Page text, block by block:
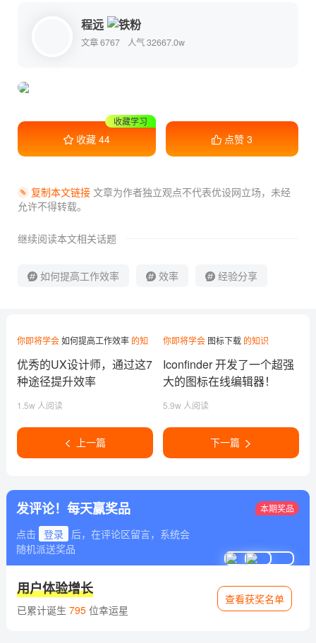
程远
文章 6767 人气 32667.0w
收藏 44
干货满满
点赞 3
复制本文链接文章为作者独立观点不代表优设网立场， 未经
允许不得转载。
继续阅读本文相关话题
如何提高工作效率 效率 经验分享
你即将学会如何提高工作效率的知
识
优秀的UX设计师，通过这7
种途径提升效率
1.5w 人阅读
上一篇
你即将学会 图标下载 的知识
Iconfinder 开发了一个超强
大的图标在线编辑器！
5.9w 人阅读
下一篇
发评论！每天赢奖品
点击 登录
后，在评论区留言，系统会
随机派送奖品
本期奖品
用户体验增长
已累计诞生 795位幸运星
查看获奖名单